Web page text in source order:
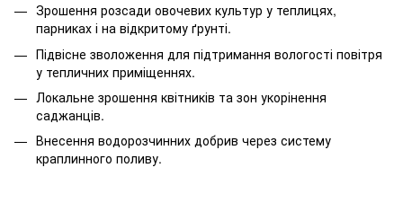
Зрошення розсади овочевих культур у теплицях,
парниках і на відкритому ґрунті.
Підвісне зволоження для підтримання вологості повітря
у тепличних приміщеннях.
Локальне зрошення квітників та зон укорінення
саджанців.
Внесення водорозчинних добрив через систему
краплинного поливу.